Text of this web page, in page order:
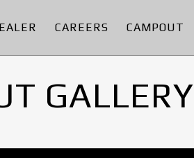
CAREERS CAMPOUT
GALLERY